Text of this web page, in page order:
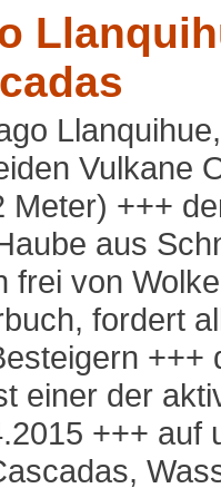
Vulkane
Meter) +++
aus
frei von
fordert
+++
einer der
+++ auf